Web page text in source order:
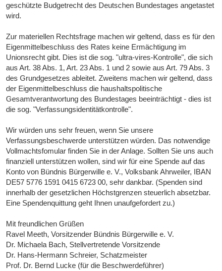
geschützte Budgetrecht des Deutschen Bundestages angetastet
wird.
Zur materiellen Rechtsfrage machen wir geltend, dass es für den
Eigenmittelbeschluss des Rates keine Ermächtigung im
Unionsrecht gibt. Dies ist die sog. "ultra-vires-Kontrolle", die sich
aus Art. 38 Abs. 1, Art. 23 Abs. 1 und 2 sowie aus Art. 79 Abs. 3
des Grundgesetzes ableitet. Zweitens machen wir geltend, dass
der Eigenmittelbeschluss die haushaltspolitische
Gesamtverantwortung des Bundestages beeinträchtigt - dies ist
die sog. "Verfassungsidentitätkontrolle".
Wir würden uns sehr freuen, wenn Sie unsere
Verfassungsbeschwerde unterstützen würden. Das notwendige
Vollmachtsfomular finden Sie in der Anlage. Sollten Sie uns auch
finanziell unterstützen wollen, sind wir für eine Spende auf das
Konto von Bündnis Bürgerwille e. V., Volksbank Ahrweiler, IBAN
DE57 5776 1591 0415 6723 00, sehr dankbar. (Spenden sind
innerhalb der gesetzlichen Höchstgrenzen steuerlich absetzbar.
Eine Spendenquittung geht Ihnen unaufgefordert zu.)
Mit freundlichen Grüßen
Ravel Meeth, Vorsitzender Bündnis Bürgerwille e. V.
Dr. Michaela Bach, Stellvertretende Vorsitzende
Dr. Hans-Hermann Schreier, Schatzmeister
Prof. Dr. Bernd Lucke (für die Beschwerdeführer)